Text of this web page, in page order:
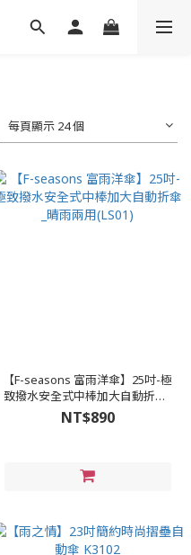
每頁顯示 24 個
【F-seasons 富雨洋傘】25吋-極
致撥水安全式中棒加大自動折傘_
晴雨兩用(LS01)
NT$890